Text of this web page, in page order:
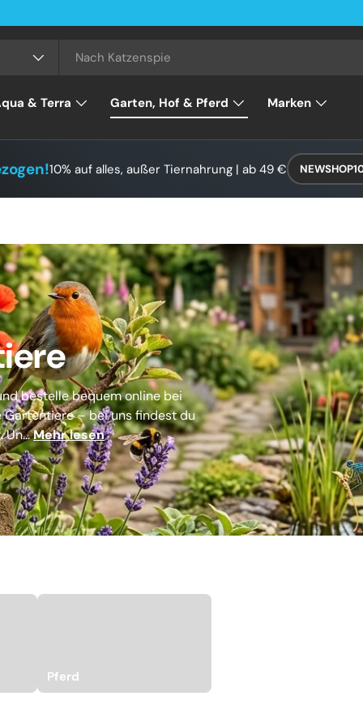
& Terra Garten, Hof & Pferd
Marken
10% auf alles, außer Tiernahrung | ab 49 €
bestelle bequem online bei
Gartentiere – bei uns findest du
Un...Mehr lesen
Pferd